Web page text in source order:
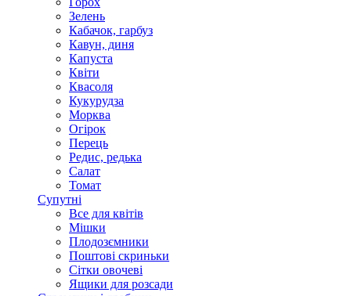
Зелень
Кабачок, гарбуз
Кавун, диня
Капуста
Квіти
Квасоля
Кукурудза
Морква
Огірок
Перець
Редис, редька
Салат
Томат
Супутні
Все для квітів
Мішки
Плодозємники
Поштові скриньки
Сітки овочеві
Ящики для розсади